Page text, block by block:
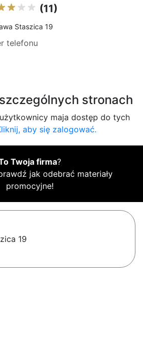
(11)
Staszica 19
telefonu
stronach
maja dostęp do tych
aby się zalogować.
Twoja firma?
jak odebrać materiały
promocyjne!
19